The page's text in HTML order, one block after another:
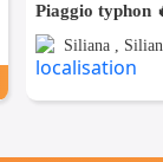
Piaggio
Siliana ,